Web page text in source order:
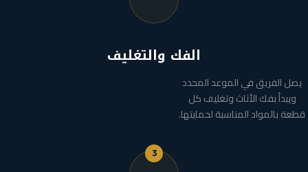
الفك والتغليف
يصل الفريق في الموعد المحدد
ويبدأ بفك الأثاث وتغليف كل
قطعة بالمواد المناسبة لحمايتها.
3